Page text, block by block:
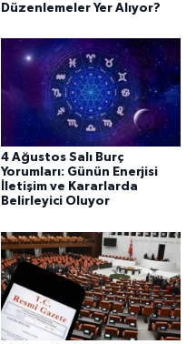
Düzenlemeler Yer Alıyor?
4 Ağustos Salı Burç
Yorumları: Günün Enerjisi
İletişim ve Kararlarda
Belirleyici Oluyor